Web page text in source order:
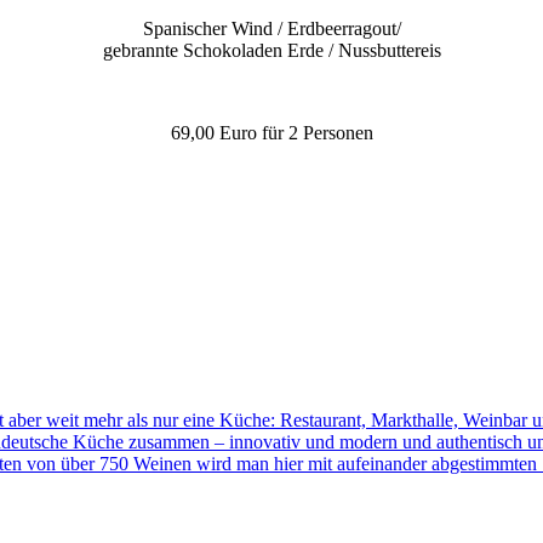
Spanischer Wind / Erdbeerragout/
gebrannte Schokoladen Erde / Nussbuttereis
69,00 Euro für 2 Personen
weit mehr als nur eine Küche: Restaurant, Markthalle, Weinbar
Küche zusammen – innovativ und modern und authentisch
von über 750 Weinen wird man hier mit aufeinander